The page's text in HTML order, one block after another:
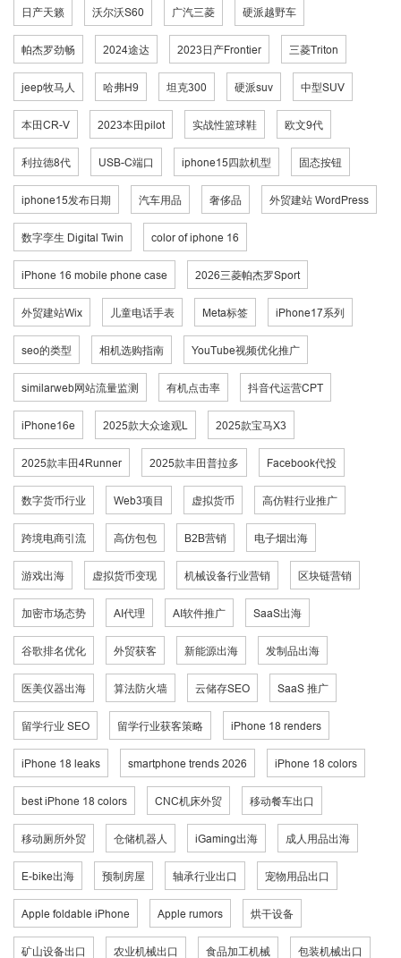
日产天籁 沃尔沃S60 广汽三菱 硬派越野车
帕杰罗劲畅 2024途达 2023日产Frontier 三菱Triton
jeep牧马人 哈弗H9 坦克300 硬派suv 中型SUV
本田CR-V 2023本田pilot 实战性篮球鞋 欧文9代
利拉德8代 USB-C端口 iphone15四款机型 固态按钮
iphone15发布日期 汽车用品 奢侈品 外贸建站 WordPress
数字孪生 Digital Twin color of iphone 16
iPhone 16 mobile phone case 2026三菱帕杰罗Sport
外贸建站Wix 儿童电话手表 Meta标签 iPhone17系列
seo的类型 相机选购指南 YouTube视频优化推广
similarweb网站流量监测 有机点击率 抖音代运营CPT
iPhone16e 2025款大众途观L 2025款宝马X3
2025款丰田4Runner 2025款丰田普拉多 Facebook代投
数字货币行业 Web3项目 虚拟货币 高仿鞋行业推广
跨境电商引流 高仿包包 B2B营销 电子烟出海
游戏出海 虚拟货币变现 机械设备行业营销 区块链营销
加密市场态势 AI代理 AI软件推广 SaaS出海
谷歌排名优化 外贸获客 新能源出海 发制品出海
医美仪器出海 算法防火墙 云储存SEO SaaS 推广
留学行业 SEO 留学行业获客策略 iPhone 18 renders
iPhone 18 leaks smartphone trends 2026 iPhone 18 colors
best iPhone 18 colors CNC机床外贸 移动餐车出口
移动厕所外贸 仓储机器人 iGaming出海 成人用品出海
E-bike出海 预制房屋 轴承行业出口 宠物用品出口
Apple foldable iPhone Apple rumors 烘干设备
矿山设备出口 农业机械出口 食品加工机械 包装机械出口